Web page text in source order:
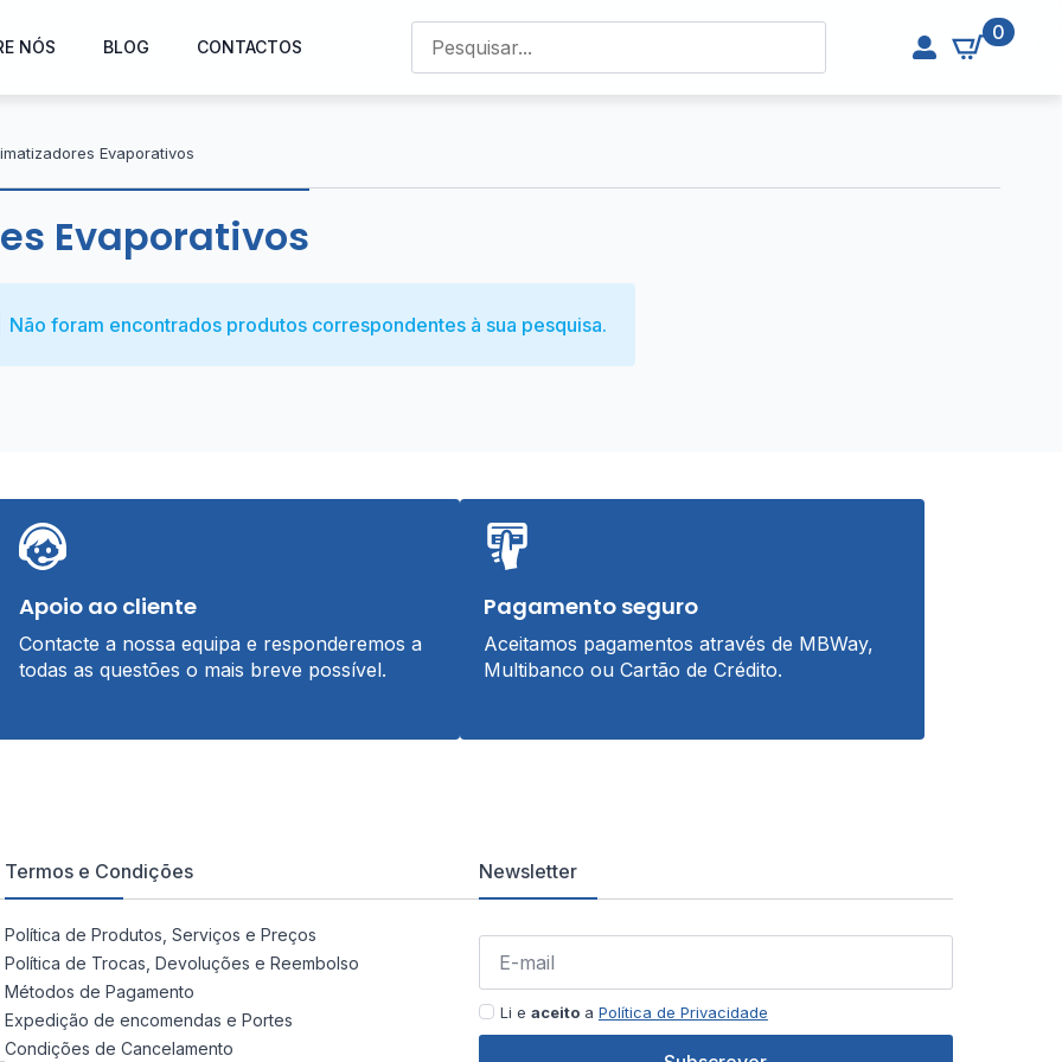
NÓS BLOG CONTACTOS
0
Evaporativos
Evaporativos
Não foram encontrados produtos correspondentes à sua pesquisa.
Apoio ao cliente
Contacte a nossa equipa e responderemos a
todas as questões o mais breve possível.
Pagamento seguro
Aceitamos pagamentos através de MBWay,
Multibanco ou Cartão de Crédito.
Termos e Condições
Política de Produtos, Serviços e Preços
Política de Trocas, Devoluções e Reembolso
Métodos de Pagamento
Expedição de encomendas e Portes
Condições de Cancelamento
Newsletter
Li e aceitoa Política de Privacidade